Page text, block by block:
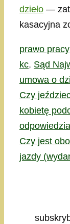
dzieło —
kasacyjna
Kategorie
prawo pracy
kc, Sąd
umowa o
Czy
kobietę
Czy jest
jazdy